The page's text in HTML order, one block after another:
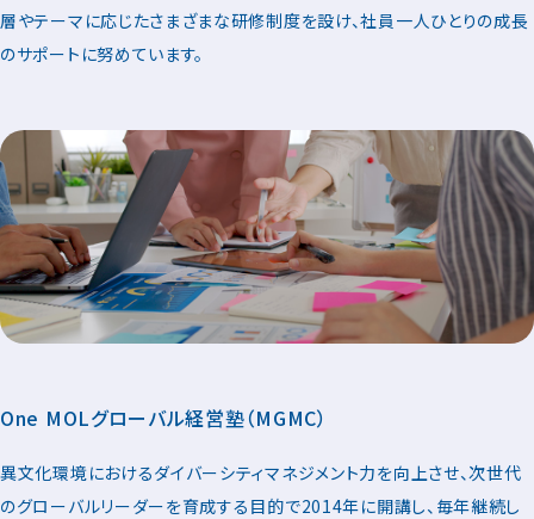
層やテーマに応じたさまざまな研修制度を設け、社員一人ひとりの成長
のサポートに努めています。
One MOLグローバル経営塾（MGMC）
異文化環境におけるダイバーシティマネジメント力を向上させ、次世代
のグローバルリーダーを育成する目的で2014年に開講し、毎年継続し